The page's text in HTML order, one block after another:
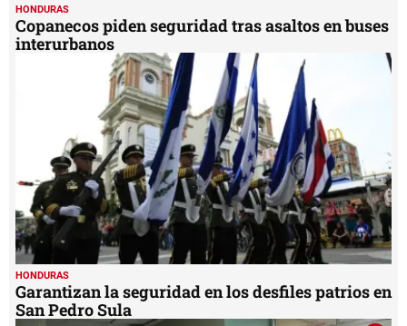
HONDURAS
Copanecos piden seguridad tras asaltos en buses
interurbanos
HONDURAS
Garantizan la seguridad en los desfiles patrios en
San Pedro Sula